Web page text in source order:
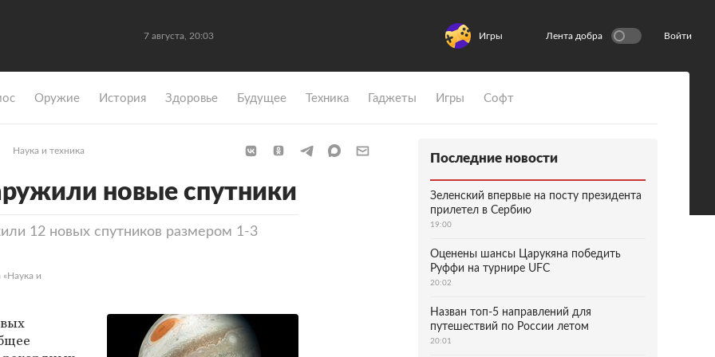
7 августа, 20:03 Игры Лента добра Войти
Оружие История Здоровье Будущее Техника Гаджеты Игры Софт
Наука и техника
новые спутники
12 новых спутников размером 1-3
«Наука и
Последние новости
Зеленский впервые на посту президента
прилетел в Сербию
19:00
Оценены шансы Царукяна победить
Руффи на турнире UFC
20:02
Назван топ-5 направлений для
путешествий по России летом
20:01